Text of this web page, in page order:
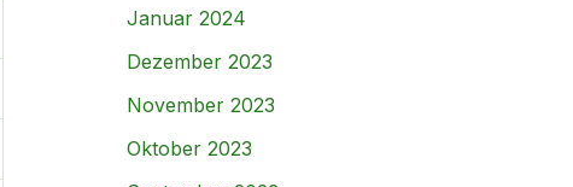
Januar 2024
Dezember 2023
November 2023
Oktober 2023